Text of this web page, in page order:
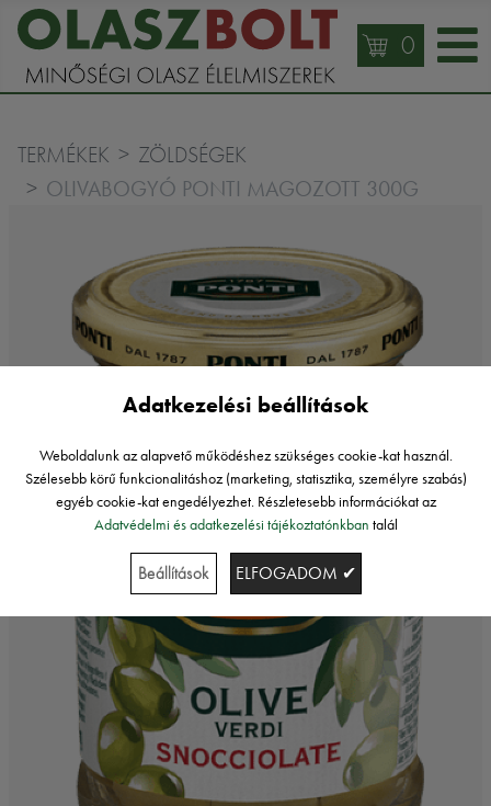
0
TERMÉKEK ZÖLDSÉGEK
OLIVABOGYÓ PONTI MAGOZOTT 300G
Adatkezelési beállítások
Weboldalunk az alapvető működéshez szükséges cookie-kat használ.
Szélesebb körű funkcionalitáshoz (marketing, statisztika, személyre szabás)
egyéb cookie-kat engedélyezhet. Részletesebb információkat az
Adatvédelmi és adatkezelési tájékoztatónkban talál
Beállítások ELFOGADOM ✔